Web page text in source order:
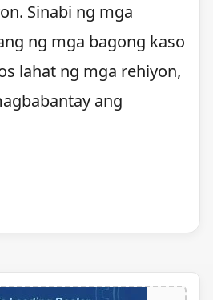
Sinabi ng mga
ng mga bagong kaso
lahat ng mga rehiyon,
ang